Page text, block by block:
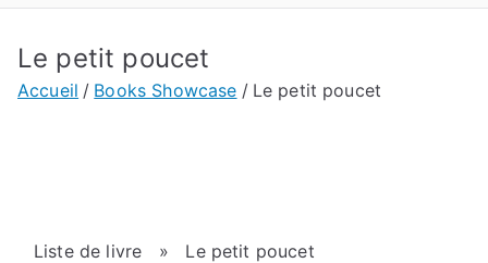
Le petit poucet
Accueil Books Showcase Le petit poucet
Liste de livre » Le petit poucet